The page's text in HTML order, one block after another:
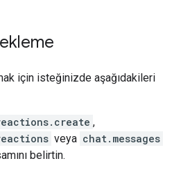
için isteğinizde aşağıdakileri
,
veya chat.messages
belirtin.